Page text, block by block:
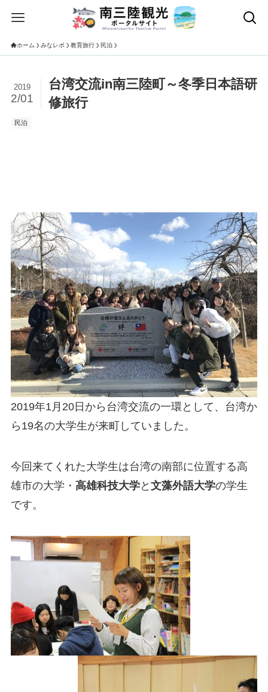
ホーム みなレポ 教育旅行 民泊
台湾交流in南三陸町～冬季日本語研
修旅行
2019
2/01
民泊
2019年1月20日から台湾交流の一環として、台湾か
ら19名の大学生が来町していました。
今回来てくれた大学生は台湾の南部に位置する高
雄市の大学・ 高雄科技大学と 文藻外語大学の学生
です。